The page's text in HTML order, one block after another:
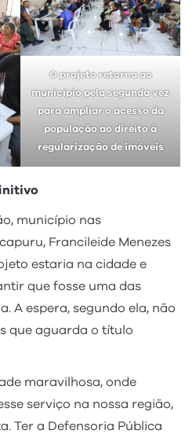
O projeto retorna ao
município pela segunda vez
para ampliar o acesso da
população ao direito à
regularização de imóveis
município nas
Francileide Menezes
estaria na cidade e
que fosse uma das
A espera, segundo ela, não
que aguarda o título
maravilhosa, onde
serviço na nossa região,
Ter a Defensoria Pública